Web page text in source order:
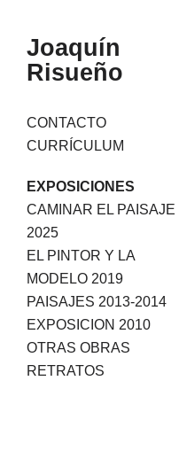
Joaquín
Risueño
Skip
to
CONTACTO
CURRÍCULUM
EXPOSICIONES
CAMINAR EL PAISAJE
2025
EL PINTOR Y LA
MODELO 2019
PAISAJES 2013-2014
EXPOSICION 2010
OTRAS OBRAS
RETRATOS